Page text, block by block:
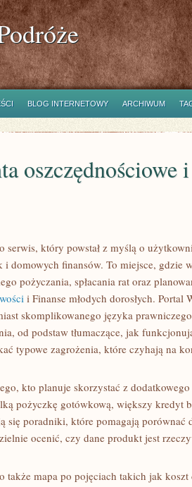
BLOG INTERNETOWY ARCHIWUM
oszczędnościowe
serwis, który powstał z myślą o
i domowych finansów. To miejsce, gdzie
pożyczania, spłacania rat oraz
i Finanse młodych dorosłych. Portal
skomplikowanego języka
od podstaw tłumaczące, jak
typowe zagrożenia, które czyhają na
kto planuje skorzystać z
pożyczkę gotówkową, większy kredyt
się poradniki, które pomagają porównać
ocenić, czy dane produkt jest
także mapa po pojęciach takich jak koszt